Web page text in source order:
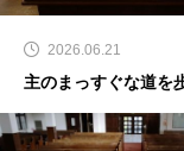
2026.06.21
主のまっすぐな道を